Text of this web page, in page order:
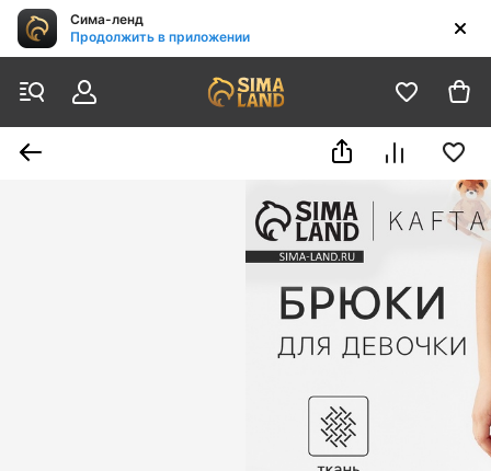
Сима-ленд
Продолжить в приложении